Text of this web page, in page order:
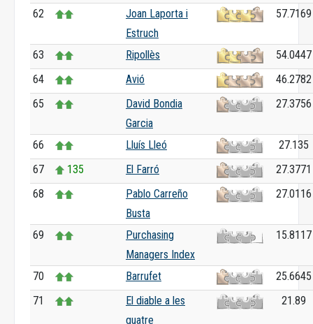
62
Joan Laporta i
Estruch
57.7169
63 Ripollès
54.0447
64
Avió
46.2782
65
David Bondia
Garcia
27.3756
66 Lluís Lleó
27.135
67
135 El Farró
27.3771
68
Pablo Carreño
Busta
27.0116
69
Purchasing
Managers Index
15.8117
70 Barrufet
25.6645
71
El diable a les
quatre
21.89